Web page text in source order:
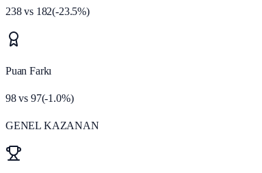
238vs 182(-23.5%)
Puan Farkı
98vs 97(-1.0%)
GENEL KAZANAN